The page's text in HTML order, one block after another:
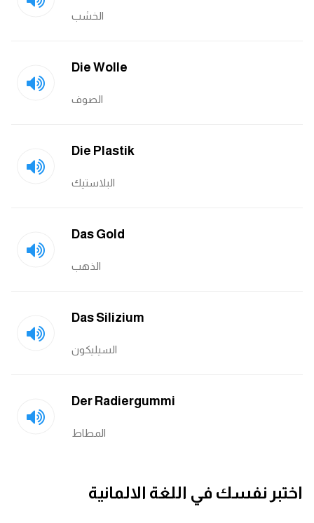
الخشب
Die Wolle
الصوف
Die Plastik
البلاستيك
Das Gold
الذهب
Das Silizium
السيليكون
Der Radiergummi
المطاط
اختبر نفسك في اللغة الالمانية